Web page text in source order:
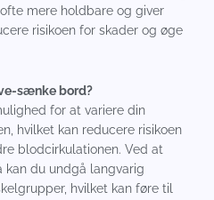
mere holdbare og giver
risikoen for skader og øge
sænke bord?
for at variere din
hvilket kan reducere risikoen
blodcirkulationen. Ved at
du undgå langvarig
hvilket kan føre til